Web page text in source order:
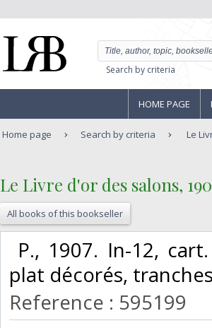
Search by criteria
HOME PAGE
Home page Search by criteria Le
‎Le Livre d'or des salons,
All books of this bookseller
P., 1907. In-12,
plat décorés,
Reference : 595199